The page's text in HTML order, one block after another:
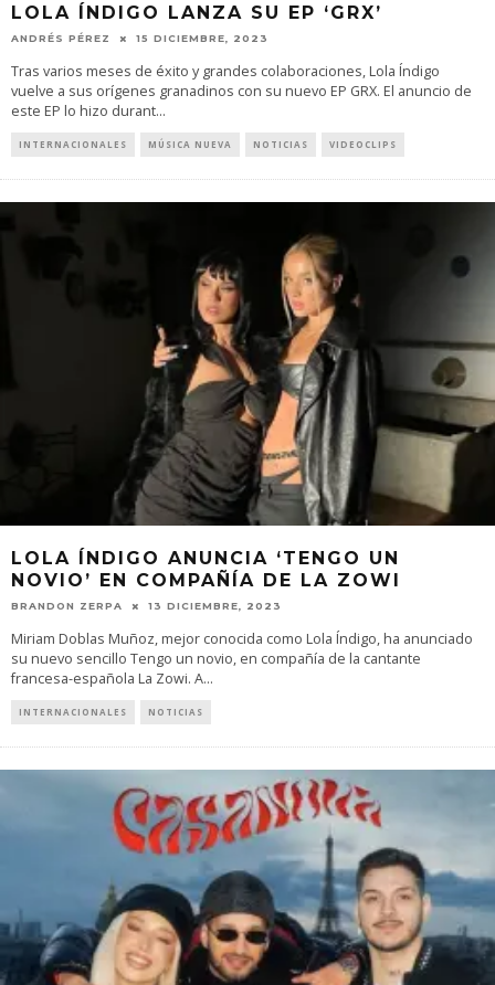
LOLA ÍNDIGO LANZA SU EP ‘GRX’
ANDRÉS PÉREZ 15 DICIEMBRE, 2023
Tras varios meses de éxito y grandes colaboraciones, Lola Índigo
vuelve a sus orígenes granadinos con su nuevo EP GRX. El anuncio de
este EP lo hizo durant...
INTERNACIONALES MÚSICA NUEVA NOTICIAS VIDEOCLIPS
LOLA ÍNDIGO ANUNCIA ‘TENGO UN
NOVIO’ EN COMPAÑÍA DE LA ZOWI
BRANDON ZERPA 13 DICIEMBRE, 2023
Miriam Doblas Muñoz, mejor conocida como Lola Índigo, ha anunciado
su nuevo sencillo Tengo un novio, en compañía de la cantante
francesa-española La Zowi. A...
INTERNACIONALES NOTICIAS